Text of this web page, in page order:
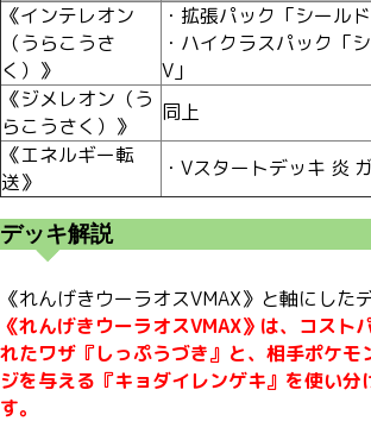
《インテレオン
（うらこうさ
く）》
・拡張パック「シールド
・ハイクラスパック「
V」
《ジメレオン（う
らこうさく）》
同上
《エネルギー転
送》
・Vスタートデッキ 炎
デッキ解説
《れんげきウーラオスVMAX》と軸にした
《れんげきウーラオスVMAX》は、コスト
れたワザ『しっぷうづき』と、相手ポケ
ジを与える『キョダイレンゲキ』を使い分
す。